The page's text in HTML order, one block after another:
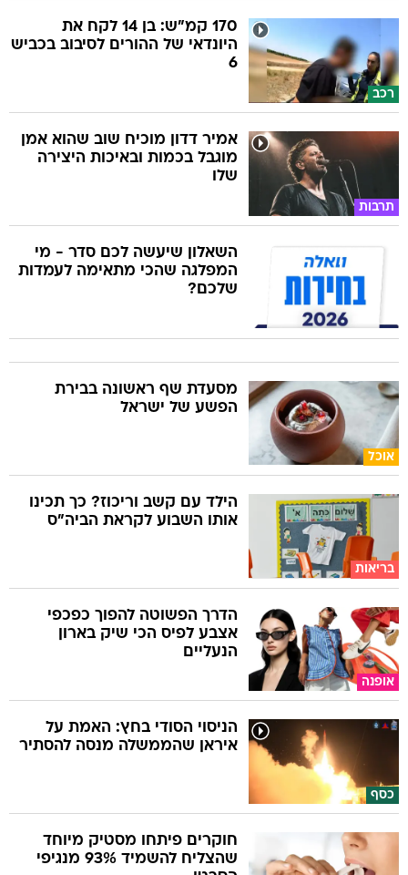
רכב
170 קמ"ש: בן 14 לקח את
היונדאי של ההורים לסיבוב בכביש
6
תרבות
אמיר דדון מוכיח שוב שהוא אמן
מוגבל בכמות ובאיכות היצירה
שלו
השאלון שיעשה לכם סדר - מי
המפלגה שהכי מתאימה לעמדות
שלכם?
אוכל
מסעדת שף ראשונה בבירת
הפשע של ישראל
בריאות
הילד עם קשב וריכוז? כך תכינו
אותו השבוע לקראת הביה"ס
אופנה
הדרך הפשוטה להפוך כפכפי
אצבע לפיס הכי שיק בארון
הנעליים
כסף
הניסוי הסודי בחץ: האמת על
איראן שהממשלה מנסה להסתיר
חוקרים פיתחו מסטיק מיוחד
שהצליח להשמיד 93% מנגיפי